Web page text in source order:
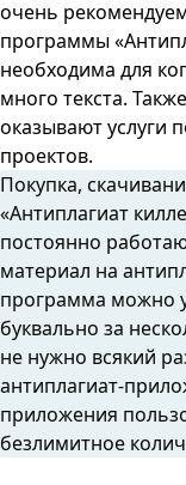
очень
программы
необходима для
много текста.
оказывают услуги
проектов.
Покупка,
«Антиплагиат
постоянно
материал на
программа можно
буквально за
не нужно всякий
антиплагиат-
приложения
безлимитное